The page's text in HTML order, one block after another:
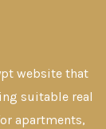
website that
suitable real
apartments,